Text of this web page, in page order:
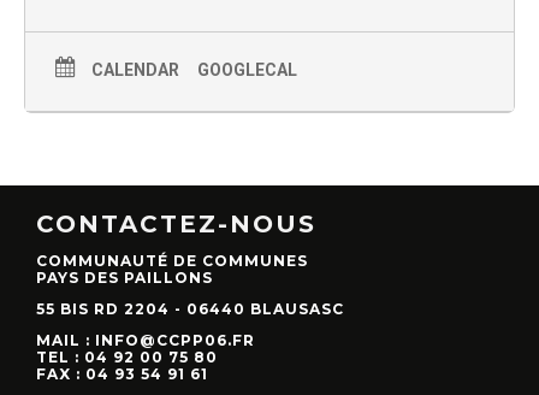
CALENDAR GOOGLECAL
CONTACTEZ-NOUS
COMMUNAUTÉ DE COMMUNES
PAYS DES PAILLONS
55 BIS RD 2204 - 06440 BLAUSASC
MAIL : INFO@CCPP06.FR
TEL : 04 92 00 75 80
FAX : 04 93 54 91 61